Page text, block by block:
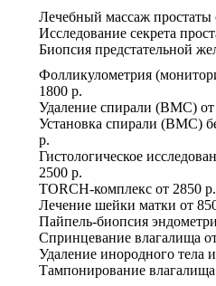
Лечебный массаж простаты
Исследование секрета
Биопсия предстательной
Фолликулометрия
1800 р.
Удаление спирали (ВМС) от
Установка спирали (ВМС)
р.
Гистологическое
2500 р.
TORCH-комплекс от 2850 р.
Лечение шейки матки от
Пайпель-биопсия
Спринцевание влагалища
Удаление инородного тела
Тампонирование влагалища